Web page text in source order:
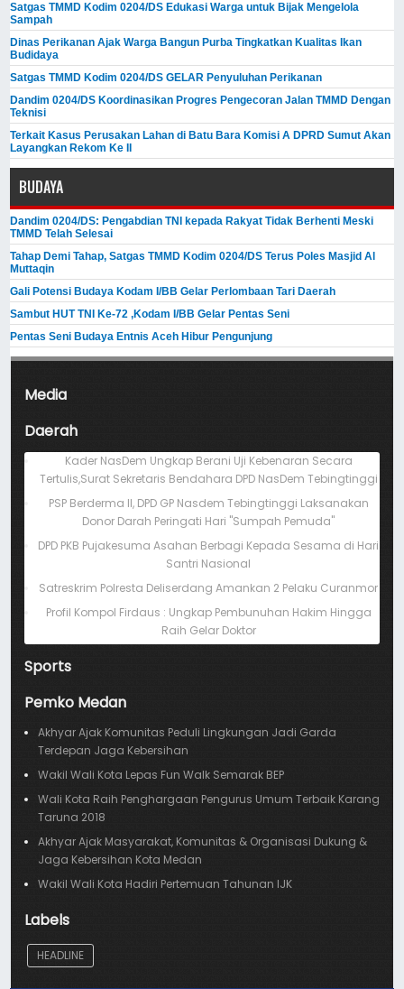
Satgas TMMD Kodim 0204/DS Edukasi Warga untuk Bijak Mengelola
Sampah
Dinas Perikanan Ajak Warga Bangun Purba Tingkatkan Kualitas Ikan
Budidaya
Satgas TMMD Kodim 0204/DS GELAR Penyuluhan Perikanan
Dandim 0204/DS Koordinasikan Progres Pengecoran Jalan TMMD Dengan
Teknisi
Terkait Kasus Perusakan Lahan di Batu Bara Komisi A DPRD Sumut Akan
Layangkan Rekom Ke II
BUDAYA
Dandim 0204/DS: Pengabdian TNI kepada Rakyat Tidak Berhenti Meski ​
TMMD Telah Selesai
Tahap Demi Tahap, Satgas TMMD Kodim 0204/DS Terus Poles Masjid Al
Muttaqin
Gali Potensi Budaya Kodam I/BB Gelar Perlombaan Tari Daerah
Sambut HUT TNI Ke-72 ,Kodam I/BB Gelar Pentas Seni
Pentas Seni Budaya Entnis Aceh Hibur Pengunjung
Media
Daerah
Kader NasDem Ungkap Berani Uji Kebenaran Secara
Tertulis,Surat Sekretaris Bendahara DPD NasDem Tebingtinggi
PSP Berderma II, DPD GP Nasdem Tebingtinggi Laksanakan
Donor Darah Peringati Hari "Sumpah Pemuda"
DPD PKB Pujakesuma Asahan Berbagi Kepada Sesama di Hari
Santri Nasional
Satreskrim Polresta Deliserdang Amankan 2 Pelaku Curanmor
Profil Kompol Firdaus : Ungkap Pembunuhan Hakim Hingga
Raih Gelar Doktor
Sports
Pemko Medan
Akhyar Ajak Komunitas Peduli Lingkungan Jadi Garda
Terdepan Jaga Kebersihan
Wakil Wali Kota Lepas Fun Walk Semarak BEP
Wali Kota Raih Penghargaan Pengurus Umum Terbaik Karang
Taruna 2018
Akhyar Ajak Masyarakat, Komunitas & Organisasi Dukung &
Jaga Kebersihan Kota Medan
Wakil Wali Kota Hadiri Pertemuan Tahunan IJK
Labels
HEADLINE